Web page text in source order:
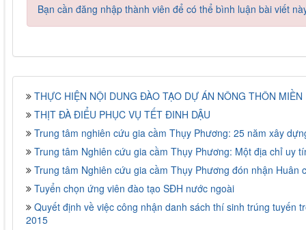
Bạn cần đăng nhập thành viên để có thể bình luận bài viết
THỰC HIỆN NỘI DUNG ĐÀO TẠO DỰ ÁN NÔNG THÔN
THỊT ĐÀ ĐIỂU PHỤC VỤ TẾT ĐINH DẬU
Trung tâm nghiên cứu gia cầm Thụy Phương: 25 năm xây
Trung tâm Nghiên cứu gia cầm Thụy Phương: Một địa chỉ uy
Trung tâm Nghiên cứu gia cầm Thụy Phương đón nhận Huân
Tuyển chọn ứng viên đào tạo SĐH nước ngoài
Quyết định về việc công nhận danh sách thí sinh trúng tuyến
2015